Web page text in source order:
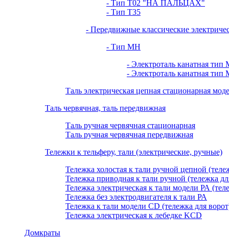
- Тип Т02 "НА ПАЛЬЦАХ"
- Тип Т35
- Передвижные классические
- Тип МН
- Электроталь канатная
- Электроталь канатная
Таль электрическая цепная стационарная
Таль червячная, таль передвижная
Таль ручная червячная стационарная
Таль ручная червячная передвижная
Тележки к тельферу, тали (электрические, ручные)
Тележка холостая к тали ручной цепной
Тележка приводная к тали ручной (тележка
Тележка электрическая к тали модели РА
Тележка без электродвигателя к тали РА
Тележка к тали модели CD (тележка для
Тележка электрическая к лебедке KCD
Домкраты